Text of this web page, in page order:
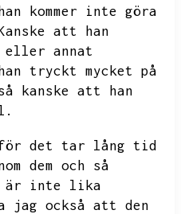
kommer inte göra
att han
eller annat
tryckt mycket på
kanske att han
det tar lång tid
dem och så
är inte lika
jag också att den